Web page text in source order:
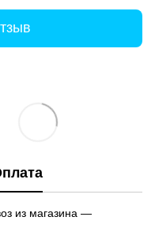
из магазина —